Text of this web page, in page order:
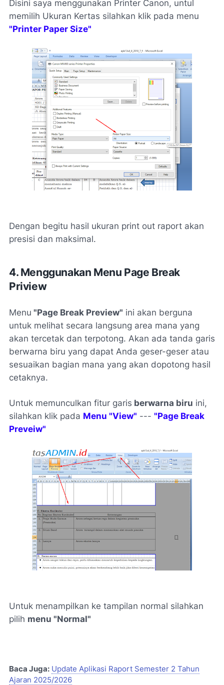
Disini saya menggunakan Printer Canon, untul
memilih Ukuran Kertas silahkan klik pada menu
"Printer Paper Size"
Dengan begitu hasil ukuran print out raport akan
presisi dan maksimal.
4. Menggunakan Menu Page Break
Priview
Menu "Page Break Preview" ini akan berguna
untuk melihat secara langsung area mana yang
akan tercetak dan terpotong. Akan ada tanda garis
berwarna biru yang dapat Anda geser-geser atau
sesuaikan bagian mana yang akan dopotong hasil
cetaknya.
Untuk memunculkan fitur garis berwarna biru ini,
silahkan klik pada Menu "View" --- "Page Break
Preveiw"
Untuk menampilkan ke tampilan normal silahkan
pilih menu "Normal"
Baca Juga: Update Aplikasi Raport Semester 2 Tahun
Ajaran 2025/2026